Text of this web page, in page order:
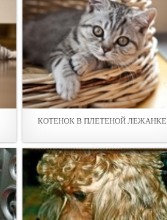
КОТЕНОК В ПЛЕТЕНОЙ ЛЕЖАНКЕ